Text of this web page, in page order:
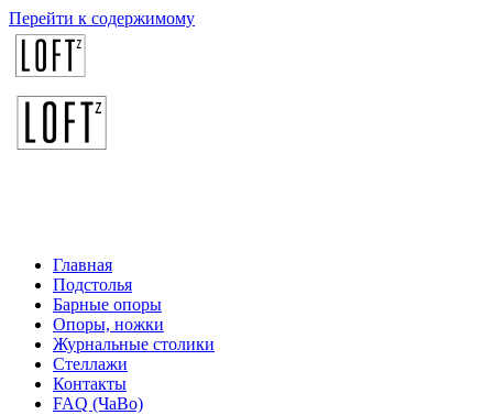
Перейти к содержимому
Главная
Подстолья
Барные опоры
Опоры, ножки
Журнальные столики
Стеллажи
Контакты
FAQ (ЧаВо)